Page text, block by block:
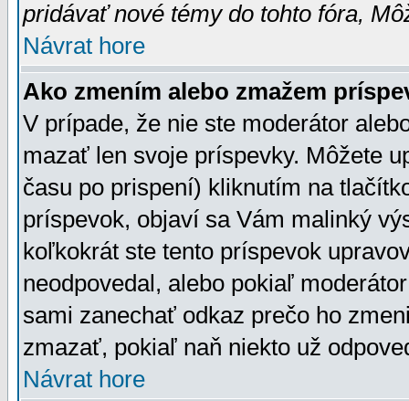
pridávať nové témy do tohto fóra,
Návrat hore
Ako zmením alebo zmažem
V prípade, že nie ste moderátor
mazať len svoje príspevky. Môžete
času po prispení) kliknutím na
príspevok, objaví sa Vám malinký
koľkokrát ste tento príspevok
neodpovedal, alebo pokiaľ
sami zanechať odkaz prečo ho
zmazať, pokiaľ naň niekto už
Návrat hore